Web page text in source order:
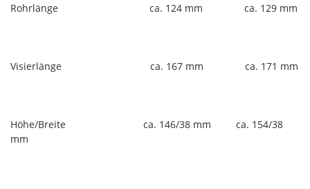
Rohrlänge ca. 124 mm ca. 129 mm
Visierlänge ca. 167 mm ca. 171 mm
Höhe/Breite ca. 146/38 mm ca. 154/38
mm